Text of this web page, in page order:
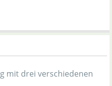
mit drei verschiedenen